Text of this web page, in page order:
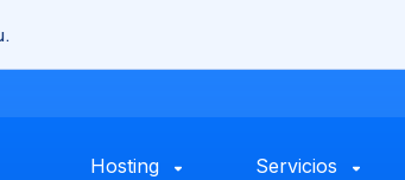
Hosting Servicios